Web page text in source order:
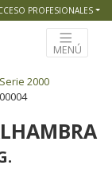
PROFESIONALES
MENÚ
Serie 2000